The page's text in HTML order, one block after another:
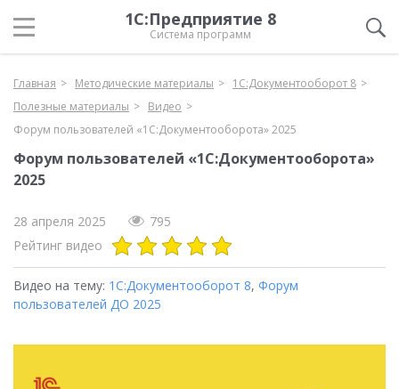
1С:Предприятие 8
Система программ
Главная Методические материалы
1С:Документооборот 8
Полезные материалы
Видео
Форум пользователей «1С:Документооборота» 2025
Форум пользователей «1С:Документооборота»
2025
28 апреля 2025
795
Рейтинг видео
Видео на тему: 1С:Документооборот 8, Форум
пользователей ДО 2025